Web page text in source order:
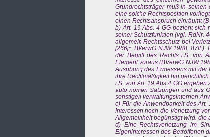
Grundrechtsträger muß in
eine solche Rechtsposition
einen Rechtsanspruch einräumt
b) Art. 19 Abs. 4 GG bezieht sich
seiner Schutzfunktion (vgl. RdNr.
allgemein Rechtsschutz bei
[266j~ BVerwG NJW 1988,
der Begriff des Rechts i.S. von
Element voraus (BVerwG NJW
Ausübung des Ermessens mit
ihre Rechtmäßigkeit hin
i.S. von Art. 19 Abs.4 GG
auto nomen Satzungen und aus
sonstigen verwaltungsinternen
c) Für die Anwendbarkeit des
Interessen noch die Verletzung
Allgemeinheit begünstigt wird. die
d) Eine Rechtsverletzung im
Eigeninteressen des Betroffenen